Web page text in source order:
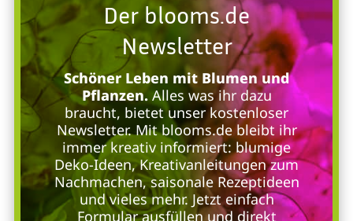
Der blooms.de
Newsletter
Schöner Leben mit Blumen und
Pflanzen.Alles was ihr dazu
braucht, bietet unser kostenloser
Newsletter. Mit blooms.de bleibt ihr
immer kreativ informiert: blumige
Deko-Ideen, Kreativanleitungen zum
Nachmachen, saisonale Rezeptideen
und vieles mehr. Jetzt einfach
Formular ausfüllen und direkt